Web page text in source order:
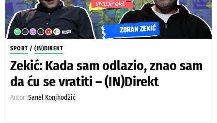
SPORT / (IN)DIREKT
Zekić: Kada sam odlazio, znao sam
da ću se vratiti – (IN)Direkt
Autor: Sanel Konjhodžić